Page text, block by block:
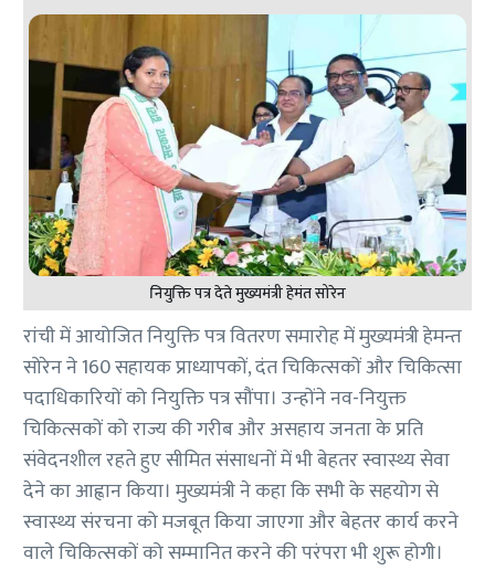
नियुक्ति पत्र देते मुख्यमंत्री हेमंत सोरेन
रांची में आयोजित नियुक्ति पत्र वितरण समारोह में मुख्यमंत्री हेमन्त
सोरेन ने 160 सहायक प्राध्यापकों, दंत चिकित्सकों और चिकित्सा
पदाधिकारियों को नियुक्ति पत्र सौंपा। उन्होंने नव-नियुक्त
चिकित्सकों को राज्य की गरीब और असहाय जनता के प्रति
संवेदनशील रहते हुए सीमित संसाधनों में भी बेहतर स्वास्थ्य सेवा
देने का आह्वान किया। मुख्यमंत्री ने कहा कि सभी के सहयोग से
स्वास्थ्य संरचना को मजबूत किया जाएगा और बेहतर कार्य करने
वाले चिकित्सकों को सम्मानित करने की परंपरा भी शुरू होगी।